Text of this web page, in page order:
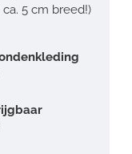
5 cm breed!)